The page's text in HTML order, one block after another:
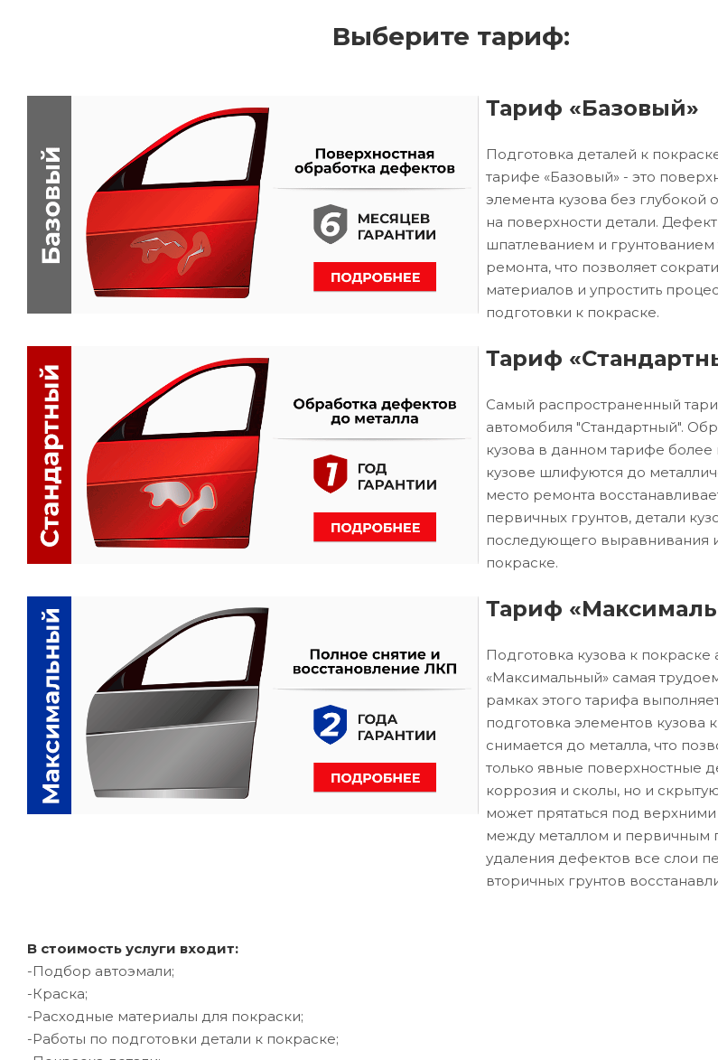
Выберите тариф:
Тариф «Базовый»
Подготовка деталей к
тарифе «Базовый» - это
элемента кузова без глубокой
на поверхности детали.
шпатлеванием и грунтованием
ремонта, что позволяет
материалов и упростить
подготовки к покраске.
Тариф
Самый распространенный
автомобиля "Стандартный".
кузова в данном тарифе более
кузове шлифуются до
место ремонта
первичных грунтов, детали
последующего выравнивания
покраске.
Тариф
Подготовка кузова к
«Максимальный» самая
рамках этого тарифа
подготовка элементов кузова
снимается до металла, что
только явные поверхностные
коррозия и сколы, но и
может прятаться под
между металлом и первичным
удаления дефектов все слои
вторичных грунтов
В стоимость услуги входит:
-Подбор автоэмали;
-Краска;
-Расходные материалы для покраски;
-Работы по подготовки детали к покраске;